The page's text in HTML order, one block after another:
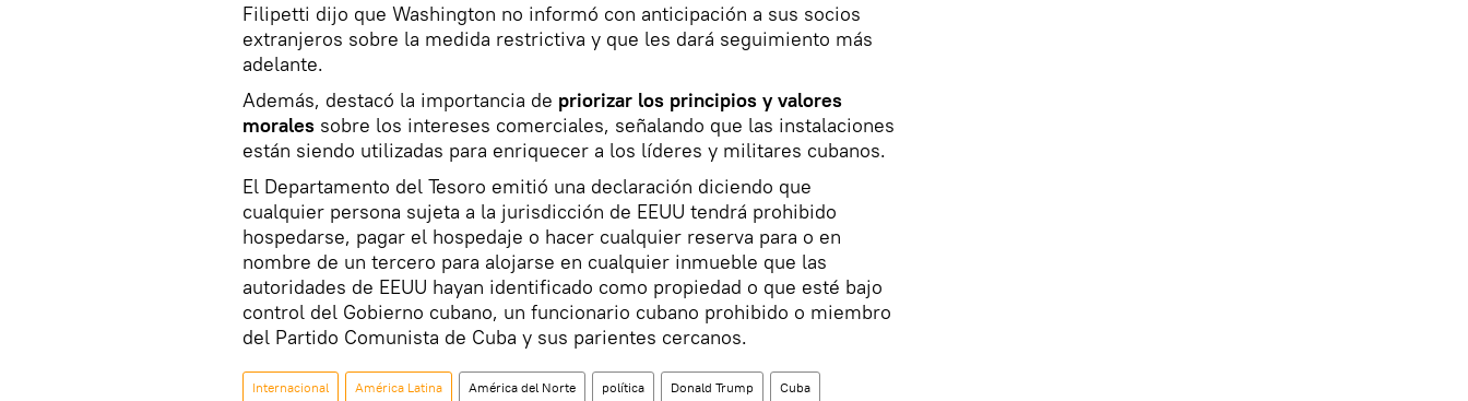
Filipetti dijo que Washington no informó con anticipación a sus socios
extranjeros sobre la medida restrictiva y que les dará seguimiento más
adelante.
Además, destacó la importancia de priorizar los principios y valores
morales sobre los intereses comerciales, señalando que las instalaciones
están siendo utilizadas para enriquecer a los líderes y militares cubanos.
El Departamento del Tesoro emitió una declaración diciendo que
cualquier persona sujeta a la jurisdicción de EEUU tendrá prohibido
hospedarse, pagar el hospedaje o hacer cualquier reserva para o en
nombre de un tercero para alojarse en cualquier inmueble que las
autoridades de EEUU hayan identificado como propiedad o que esté bajo
control del Gobierno cubano, un funcionario cubano prohibido o miembro
del Partido Comunista de Cuba y sus parientes cercanos.
Internacional América Latina América del Norte política Donald Trump Cuba